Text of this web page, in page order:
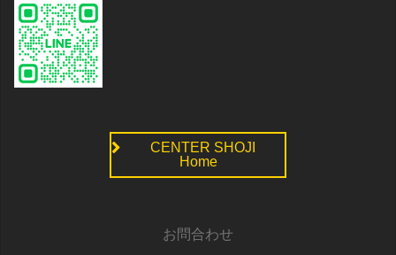
CENTER SHOJI
Home
お問合わせ